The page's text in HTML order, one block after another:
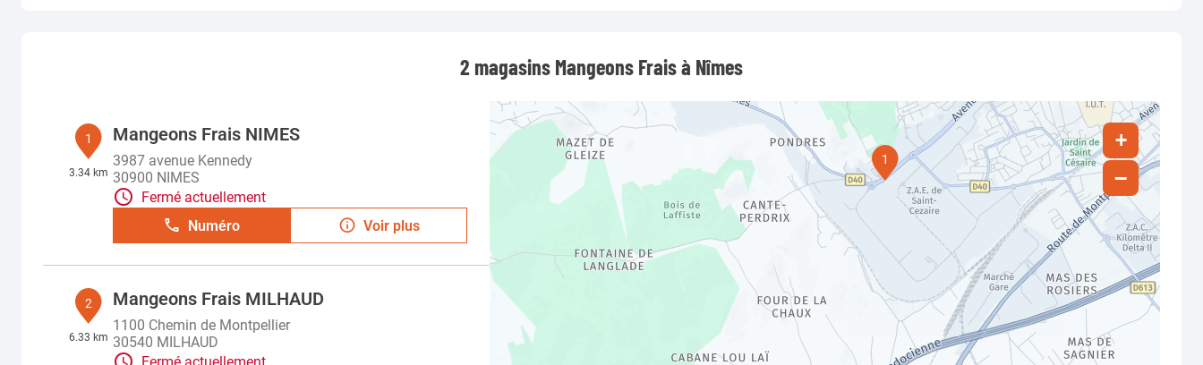
2 magasins Mangeons Frais à Nîmes
1
3.34 km
Mangeons Frais NIMES
3987 avenue Kennedy
30900 NIMES
Fermé actuellement
Numéro
Voir plus
2
6.33 km
Mangeons Frais MILHAUD
1100 Chemin de Montpellier
30540 MILHAUD
Fermé actuellement
1
+
−